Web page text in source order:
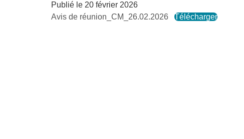
Publié le 20 février 2026
Avis de réunion_CM_26.02.2026
Télécharger